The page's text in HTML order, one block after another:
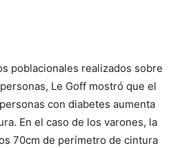
poblacionales realizados sobre
Le Goff mostró que el
con diabetes aumenta
En el caso de los varones, la
70cm de perímetro de cintura